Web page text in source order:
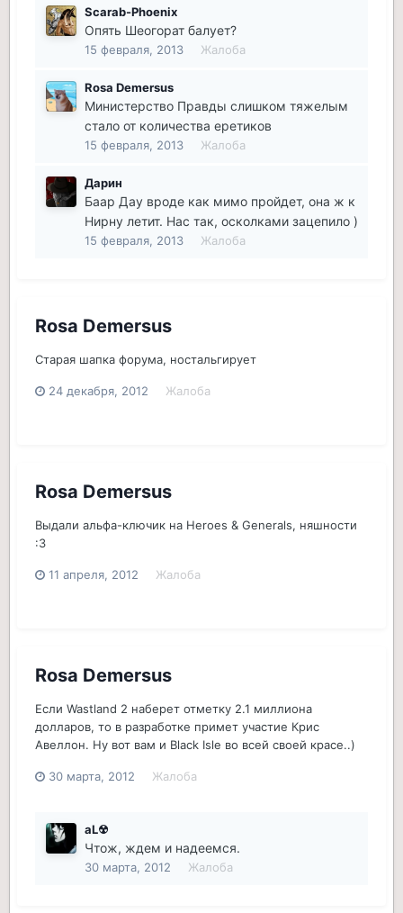
Scarab-Phoenix
Опять Шеогорат балует?
15 февраля, 2013 Жалоба
Rosa Demersus
Министерство Правды слишком тяжелым
стало от количества еретиков
15 февраля, 2013 Жалоба
Дарин
Баар Дау вроде как мимо пройдет, она ж к
Нирну летит. Нас так, осколками зацепило )
15 февраля, 2013 Жалоба
Rosa Demersus
Старая шапка форума, ностальгирует
24 декабря, 2012 Жалоба
Rosa Demersus
Выдали альфа-ключик на Heroes & Generals, няшности
:3
11 апреля, 2012 Жалоба
Rosa Demersus
Если Wastland 2 наберет отметку 2.1 миллиона
долларов, то в разработке примет участие Крис
Авеллон. Ну вот вам и Black Isle во всей своей красе..)
30 марта, 2012 Жалоба
aL☢
Чтож, ждем и надеемся.
30 марта, 2012 Жалоба